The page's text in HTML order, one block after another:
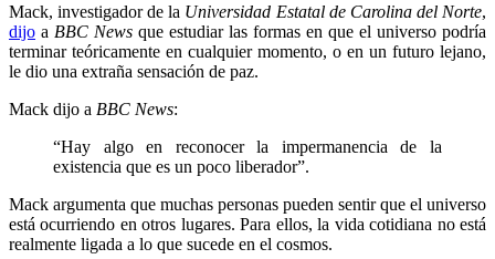
Mack, investigador de la Universidad Estatal de Carolina del Norte,
dijo a BBC News que estudiar las formas en que el universo podría
terminar teóricamente en cualquier momento, o en un futuro lejano,
le dio una extraña sensación de paz.
Mack dijo a BBC News:
“Hay algo en reconocer la impermanencia de la
existencia que es un poco liberador”.
Mack argumenta que muchas personas pueden sentir que el universo
está ocurriendo en otros lugares. Para ellos, la vida cotidiana no está
realmente ligada a lo que sucede en el cosmos.